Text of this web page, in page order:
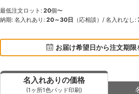
最低注文ロット: 20個〜
納期: 名入れあり: 20～30日 （応相談）/ 名入れなし:
お届け希望日から注文期限
名入れありの価格
(1ヶ所1色パッド印刷)